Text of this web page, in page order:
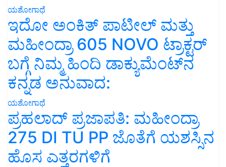
ಯಶೋಗಾಥೆ
ಇದೋ ಅಂಕಿತ್ ಪಾಟೀಲ್ ಮತ್ತು
ಮಹೀಂದ್ರಾ 605 NOVO ಟ್ರಾಕ್ಟರ್
ಬಗ್ಗೆ ನಿಮ್ಮ ಹಿಂದಿ ಡಾಕ್ಯುಮೆಂಟ್‌ನ
ಕನ್ನಡ ಅನುವಾದ:
ಯಶೋಗಾಥೆ
ಪ್ರಹಲಾದ್ ಪ್ರಜಾಪತಿ: ಮಹೀಂದ್ರಾ
275 DI TU PP ಜೊತೆಗೆ ಯಶಸ್ಸಿನ
ಹೊಸ ಎತ್ತರಗಳಿಗೆ